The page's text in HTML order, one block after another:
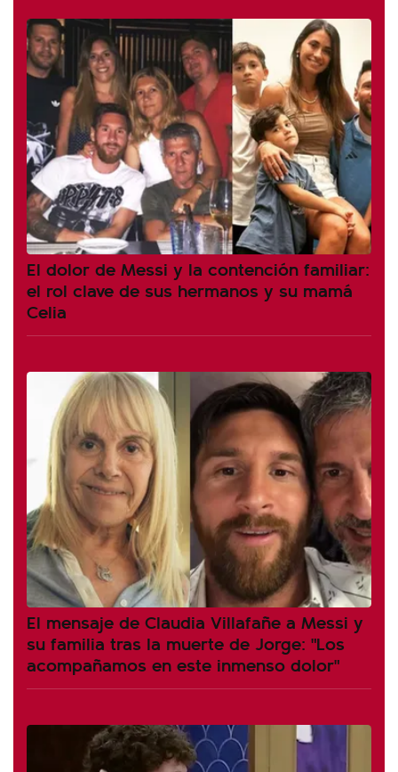
El dolor de Messi y la contención familiar:
el rol clave de sus hermanos y su mamá
Celia
El mensaje de Claudia Villafañe a Messi y
su familia tras la muerte de Jorge: "Los
acompañamos en este inmenso dolor"